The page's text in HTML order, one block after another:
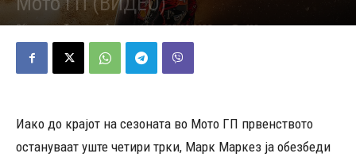
Објавено од Томислав Атанасовски - 28/09/2025 608
Иако до крајот на сезоната во Мото ГП првенството
остануваат уште четири трки, Марк Маркез ја обезбеди